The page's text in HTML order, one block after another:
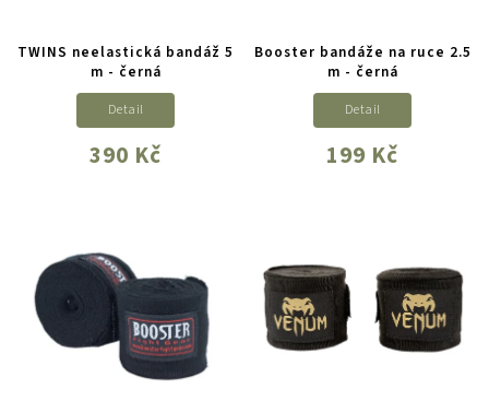
TWINS neelastická bandáž 5
m - černá
390 Kč
Detail
Booster bandáže na ruce 2.5
m - černá
199 Kč
Detail